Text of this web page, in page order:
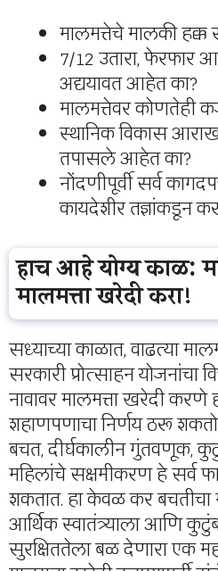
मालमत्तेचे मालकी
7/12 उतारा, फेरफार
अद्ययावत आहेत का?
मालमत्तेवर कोणतेही
स्थानिक विकास
तपासले आहेत का?
नोंदणीपूर्वी सर्व
कायदेशीर तज्ञांकडून
हाच आहे योग्य काळ:
मालमत्ता खरेदी करा!
सध्याच्या काळात, वाढत्या
सरकारी प्रोत्साहन योजनांचा
नावावर मालमत्ता खरेदी
शहाणपणाचा निर्णय ठरू
बचत, दीर्घकालीन गुंतवणूक,
महिलांचे सक्षमीकरण हे सर्व
शकतात. हा केवळ कर बचतीचा
आर्थिक स्वातंत्र्याला आणि
सुरक्षिततेला बळ देणारा एक